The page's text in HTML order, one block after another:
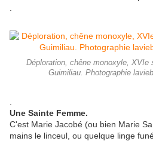
Déploration, chêne monoxyle, XVIe
Guimiliau. Photographie
Une Sainte Femme.
C'est Marie Jacobé (ou bien Marie
mains le linceul, ou quelque linge